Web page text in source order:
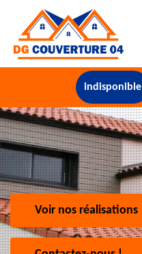
indisponible
Voir nos réalisations